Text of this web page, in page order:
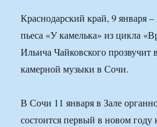
Краснодарский край, 9
пьеса «У камелька» из цикла
Ильича Чайковского прозвучит
камерной музыки в Сочи.
В Сочи 11 января в Зале
состоится первый в новом году